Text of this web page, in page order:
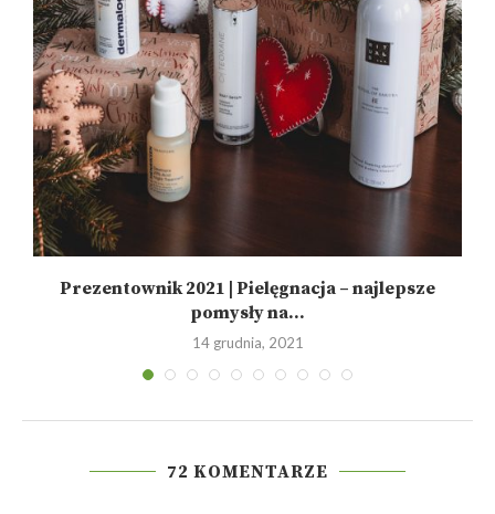
Prezentownik 2021 | Pielęgnacja – najlepsze
pomysły na...
14 grudnia, 2021
72 KOMENTARZE